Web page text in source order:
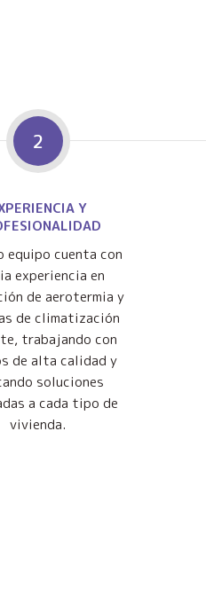
2
Y
equipo cuenta con
experiencia en
de aerotermia y
de climatización
trabajando con
de alta calidad y
soluciones
a cada tipo de
vivienda.